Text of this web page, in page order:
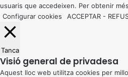
usuaris que accedeixen. Per obtenir
Configurar cookies
ACCEPTAR -
Tanca
Visió general de privadesa
Aquest lloc web utilitza cookies per